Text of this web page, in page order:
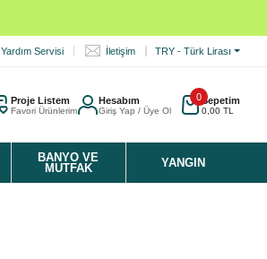
Yardım Servisi İletişim TRY - Türk Lirası
Proje Listem
Favori Ürünlerim
Hesabım
Giriş Yap / Üye Ol
0Sepetim
0,00 TL
BANYO VE
MUTFAK
YANGIN